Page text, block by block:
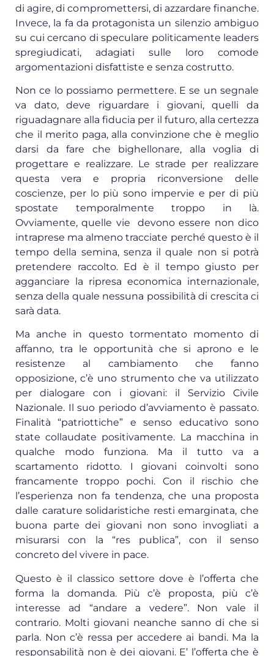
di agire, di compromettersi, di azzardare finanche.
Invece, la fa da protagonista un silenzio ambiguo
su cui cercano di speculare politicamente leaders
spregiudicati, adagiati sulle loro comode
argomentazioni disfattiste e senza costrutto.
Non ce lo possiamo permettere. E se un segnale
va dato, deve riguardare i giovani, quelli da
riguadagnare alla fiducia per il futuro, alla certezza
che il merito paga, alla convinzione che è meglio
darsi da fare che bighellonare, alla voglia di
progettare e realizzare. Le strade per realizzare
questa vera e propria riconversione delle
coscienze, per lo più sono impervie e per di più
spostate temporalmente troppo in là.
Ovviamente, quelle vie devono essere non dico
intraprese ma almeno tracciate perché questo è il
tempo della semina, senza il quale non si potrà
pretendere raccolto. Ed è il tempo giusto per
agganciare la ripresa economica internazionale,
senza della quale nessuna possibilità di crescita ci
sarà data.
Ma anche in questo tormentato momento di
affanno, tra le opportunità che si aprono e le
resistenze al cambiamento che fanno
opposizione, c’è uno strumento che va utilizzato
per dialogare con i giovani: il Servizio Civile
Nazionale. Il suo periodo d’avviamento è passato.
Finalità “patriottiche” e senso educativo sono
state collaudate positivamente. La macchina in
qualche modo funziona. Ma il tutto va a
scartamento ridotto. I giovani coinvolti sono
francamente troppo pochi. Con il rischio che
l’esperienza non fa tendenza, che una proposta
dalle carature solidaristiche resti emarginata, che
buona parte dei giovani non sono invogliati a
misurarsi con la “res publica”, con il senso
concreto del vivere in pace.
Questo è il classico settore dove è l’offerta che
forma la domanda. Più c’è proposta, più c’è
interesse ad “andare a vedere”. Non vale il
contrario. Molti giovani neanche sanno di che si
parla. Non c’è ressa per accedere ai bandi. Ma la
responsabilità non è dei giovani. E’ l’offerta che è